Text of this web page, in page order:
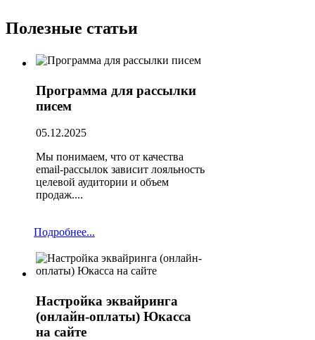
Полезные статьи
Программа для рассылки
писем
05.12.2025
Мы понимаем, что от качества
email-рассылок зависит лояльность
целевой аудитории и объем
продаж....
Подробнее...
Настройка эквайринга
(онлайн-оплаты) Юкасса
на сайте